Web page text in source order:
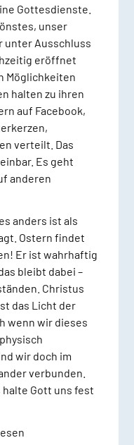
Gottesdienste.
unser
unter Ausschluss
eröffnet
Möglichkeiten
halten zu ihren
auf Facebook,
verteilt. Das
Es geht
anderen
anders ist als
Ostern findet
Er ist wahrhaftig
bleibt dabei –
Christus
das Licht der
wenn wir dieses
wir doch im
verbunden.
Gott uns fest